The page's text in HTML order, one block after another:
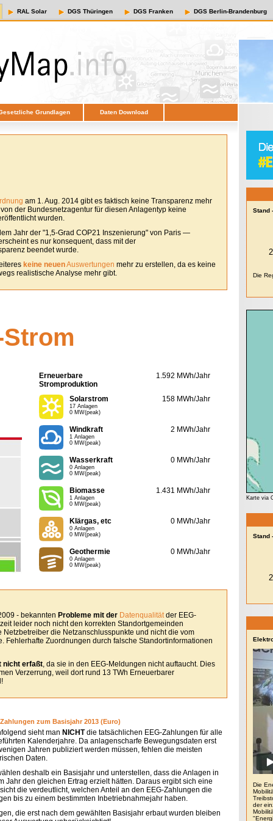
RAL Solar DGS Thüringen DGS Franken DGS Berlin-Brandenburg
Grundlagen Daten Download
am 1. Aug. 2014 gibt es faktisch keine Transparenz mehr
der Bundesnetzagentur für diesen Anlagentyp keine
wurden.
Jahr der "1,5-Grad COP21 Inszenierung" von Paris —
es nur konsequent, dass mit der
beendet wurde.
keine neuenAuswertungen mehr zu erstellen, da es keine
realistische Analyse mehr gibt.
Erneuerbare
Stromproduktion
1.592 MWh/Jahr
Solarstrom
17 Anlagen
0 MW(peak)
158 MWh/Jahr
Windkraft
1 Anlagen
0 MW(peak)
2 MWh/Jahr
Wasserkraft
0 Anlagen
0 MW(peak)
0 MWh/Jahr
Biomasse
1 Anlagen
0 MW(peak)
1.431 MWh/Jahr
Klärgas, etc
0 Anlagen
0 MW(peak)
0 MWh/Jahr
Geothermie
0 Anlagen
0 MW(peak)
0 MWh/Jahr
- bekannten Probleme mit der Datenqualitätder EEG-
leider noch nicht den korrekten Standortgemeinden
die Netzanschlusspunkte und nicht die vom
Fehlerhafte Zuordnungen durch falsche Standortinformationen
nicht erfaßt, da sie in den EEG-Meldungen nicht auftaucht. Dies
Verzerrung, weil dort rund 13 TWh Erneuerbarer
zum Basisjahr 2013 (Euro)
sieht man NICHTdie tatsächlichen EEG-Zahlungen für alle
Kalenderjahre. Da anlagenscharfe Bewegungsdaten erst
Jahren publiziert werden müssen, fehlen die meisten
Daten.
deshalb ein Basisjahr und unterstellen, dass die Anlagen in
Jahr den gleichen Ertrag erzielt hätten. Daraus ergibt sich eine
die verdeutlicht, welchen Anteil an den EEG-Zahlungen die
bis zu einem bestimmten Inbetriebnahmejahr haben.
die erst nach dem gewählten Basisjahr erbaut wurden bleiben
Stand
Die
Karte via
Stand
Die
der